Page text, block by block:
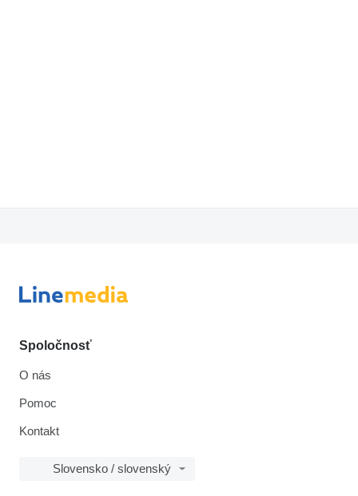
Spoločnosť
O nás
Pomoc
Kontakt
Slovensko / slovenský